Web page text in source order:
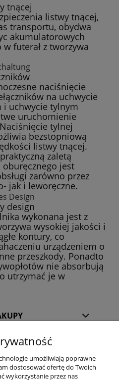
tnącej
listwy tnącej,
transportu, obydwa
akumulatorowych
futerał z tworzywa
naciśnięcie
na uchwycie
i uchwycie tylnym
uruchomienie
tylnej
bezstopniową
listwy tnącej.
zaletą
oburęcznego jest
zarówno przez
jak i leworęczne.
design
wykonana jest z
wysokiej jakości i
kontury, co
urządzeniem o
przeszkody. Ponadto
nie absorbują
utrzymać je w
umożliwiają poprawne
dostosować ofertę do Twoich
wykorzystanie przez nas